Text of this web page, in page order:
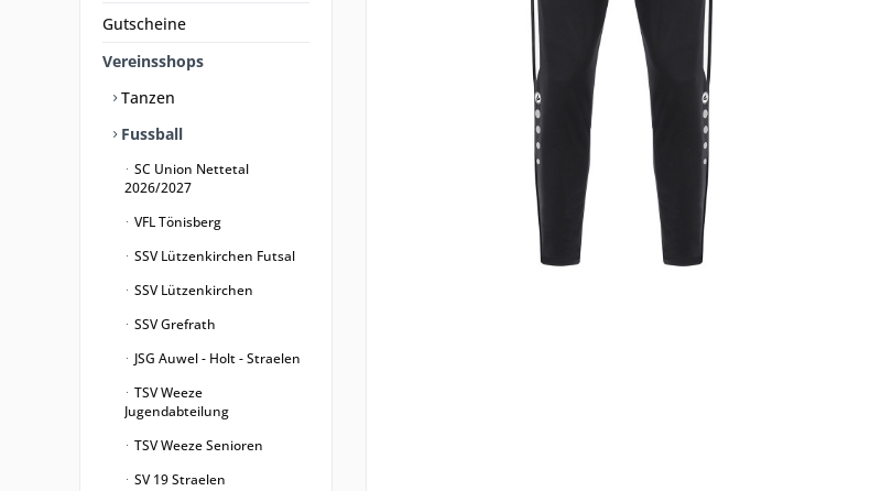
Gutscheine
Vereinsshops
Tanzen
Fussball
SC Union Nettetal
2026/2027
VFL Tönisberg
SSV Lützenkirchen Futsal
SSV Lützenkirchen
SSV Grefrath
JSG Auwel - Holt - Straelen
TSV Weeze
Jugendabteilung
TSV Weeze Senioren
SV 19 Straelen